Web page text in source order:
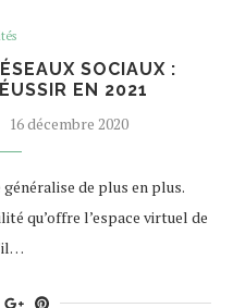
SOCIAUX :
EN 2021
16 décembre 2020
de plus en plus.
qu’offre l’espace virtuel de